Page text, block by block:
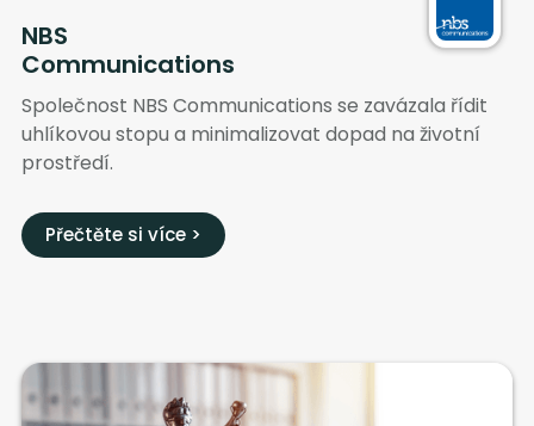
NBS
Communications
Společnost NBS Communications se zavázala řídit
uhlíkovou stopu a minimalizovat dopad na životní
prostředí.
Přečtěte si více >